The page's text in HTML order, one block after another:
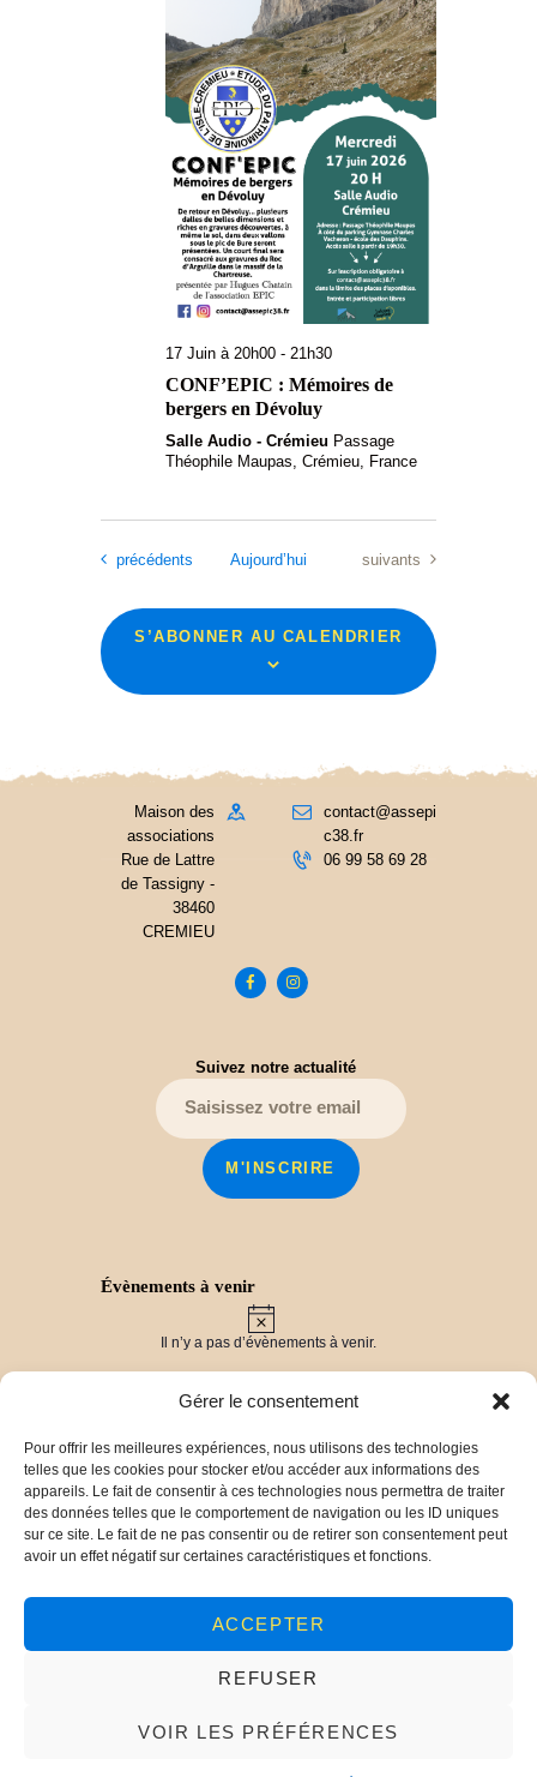
Gérer le consentement
Pour offrir les meilleures expériences, nous utilisons des technologies
telles que les cookies pour stocker et/ou accéder aux informations des
appareils. Le fait de consentir à ces technologies nous permettra de traiter
des données telles que le comportement de navigation ou les ID uniques
sur ce site. Le fait de ne pas consentir ou de retirer son consentement peut
avoir un effet négatif sur certaines caractéristiques et fonctions.
ACCEPTER
REFUSER
VOIR LES PRÉFÉRENCES
17 Juin à 20h00 - 21h30
CONF’EPIC : Mémoires de
bergers en Dévoluy
Salle Audio - Crémieu Passage
Théophile Maupas, Crémieu, France
Évènements
précédents Aujourd’hui Évènements
suivants
S’ABONNER AU CALENDRIER
Maison des
associations
Rue de Lattre
de Tassigny -
38460
CREMIEU
contact@assepi
c38.fr
06 99 58 69 28
Suivez notre actualité
Évènements à venir
N
o
t
i
e
Il n’y a pas d’évènements à venir.
Derniers travaux
Vers un label « Pays d’Art et d’Histoire » pour
les Balcons du Dauphiné !
30 mars 2025
Chronique Ollivet : vers la publication d’un livre !
29 mars 2025
Panossas (38)
23 décembre 2024
Conférence sur les monuments aux morts de
© 2026 EPIC - Créé avec AV